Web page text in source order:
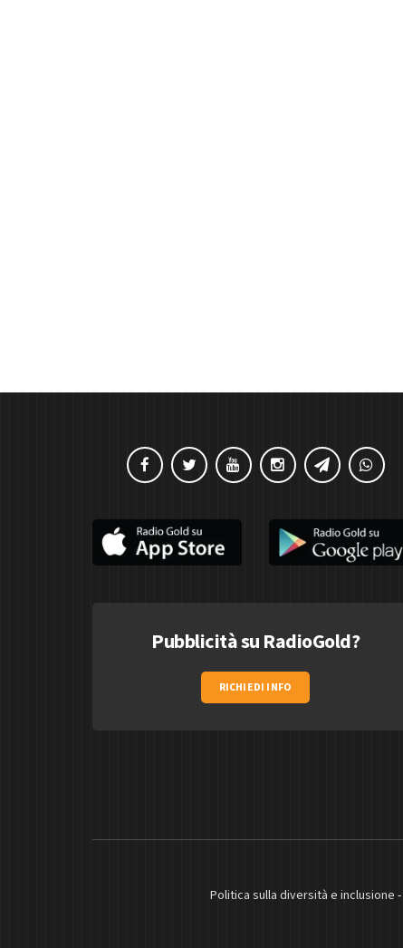
Pubblicità su RadioGold?
RICHIEDI INFO
Politica sulla diversità e inclusione -